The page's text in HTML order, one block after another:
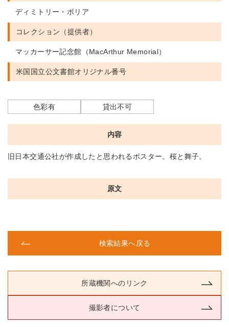
ディミトリー・ボリア
コレクション（提供者）
マッカーサー記念館（MacArthur Memorial）
米国国立公文書館オリジナル番号
色彩有 貸出不可
内容
旧日本交通公社が作成したと思われるポスター。桜と舞子。
原文
検索結果へ戻る
所蔵機関へのリンク
撮影者について